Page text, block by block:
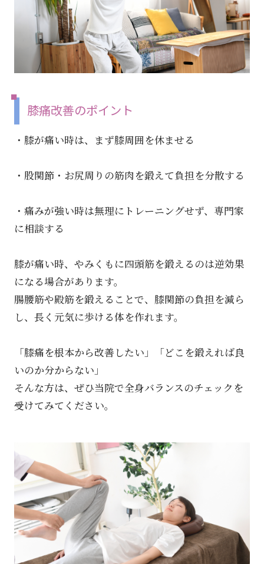
膝痛改善のポイント
・膝が痛い時は、まず膝周囲を休ませる
・股関節・お尻周りの筋肉を鍛えて負担を分散する
・痛みが強い時は無理にトレーニングせず、専門家
に相談する
膝が痛い時、やみくもに四頭筋を鍛えるのは逆効果
になる場合があります。
腸腰筋や殿筋を鍛えることで、膝関節の負担を減ら
し、長く元気に歩ける体を作れます。
「膝痛を根本から改善したい」「どこを鍛えれば良
いのか分からない」
そんな方は、ぜひ当院で全身バランスのチェックを
受けてみてください。